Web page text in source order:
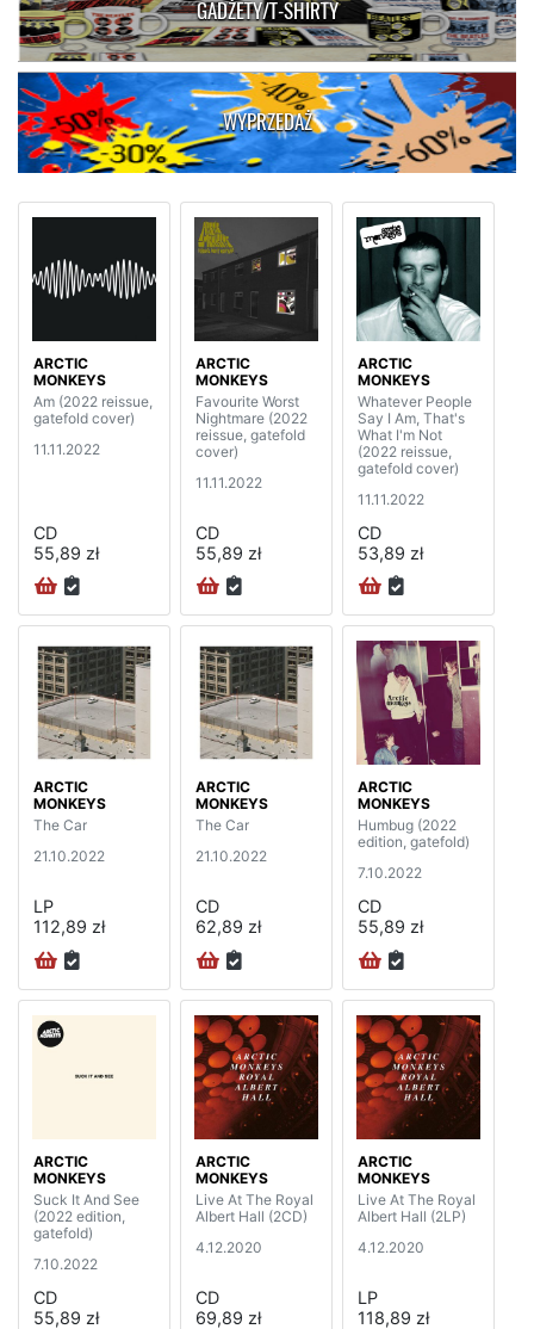
GADŻETY/T-SHIRTY
WYPRZEDAŻ
ARCTIC
MONKEYS
Am (2022 reissue,
gatefold cover)
11.11.2022
CD
55,89 zł
ARCTIC
MONKEYS
Favourite Worst
Nightmare (2022
reissue, gatefold
cover)
11.11.2022
CD
55,89 zł
ARCTIC
MONKEYS
Whatever People
Say I Am, That's
What I'm Not
(2022 reissue,
gatefold cover)
11.11.2022
CD
53,89 zł
ARCTIC
MONKEYS
The Car
21.10.2022
LP
112,89 zł
ARCTIC
MONKEYS
The Car
21.10.2022
CD
62,89 zł
ARCTIC
MONKEYS
Humbug (2022
edition, gatefold)
7.10.2022
CD
55,89 zł
ARCTIC
MONKEYS
Suck It And See
(2022 edition,
gatefold)
7.10.2022
CD
55,89 zł
ARCTIC
MONKEYS
Live At The Royal
Albert Hall (2CD)
4.12.2020
CD
69,89 zł
ARCTIC
MONKEYS
Live At The Royal
Albert Hall (2LP)
4.12.2020
LP
118,89 zł